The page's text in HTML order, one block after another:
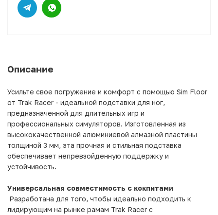
Описание
Усильте свое погружение и комфорт с помощью Sim Floor
от Trak Racer - идеальной подставки для ног,
предназначенной для длительных игр и
профессиональных симуляторов. Изготовленная из
высококачественной алюминиевой алмазной пластины
толщиной 3 мм, эта прочная и стильная подставка
обеспечивает непревзойденную поддержку и
устойчивость.
Универсальная совместимость с кокпитами
Разработана для того, чтобы идеально подходить к
лидирующим на рынке рамам Trak Racer с